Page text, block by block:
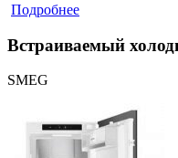
Подробнее
Встраиваемый
SMEG